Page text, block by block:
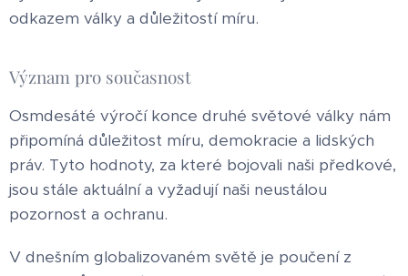
odkazem války a důležitostí míru.
Význam pro současnost
Osmdesáté výročí konce druhé světové války nám
připomíná důležitost míru, demokracie a lidských
práv. Tyto hodnoty, za které bojovali naši předkové,
jsou stále aktuální a vyžadují naši neustálou
pozornost a ochranu.
V dnešním globalizovaném světě je poučení z